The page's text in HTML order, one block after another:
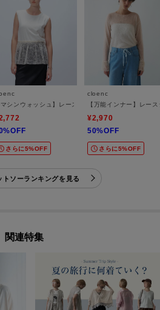
ブロングTシャツ
マシンウォッシュ】レースペプラムカットソー
さらに5%OFF
cloenc
【万能インナー】レー
¥2,970
50%OFF
さらに5%OFF
トソーランキングを見る
関連特集